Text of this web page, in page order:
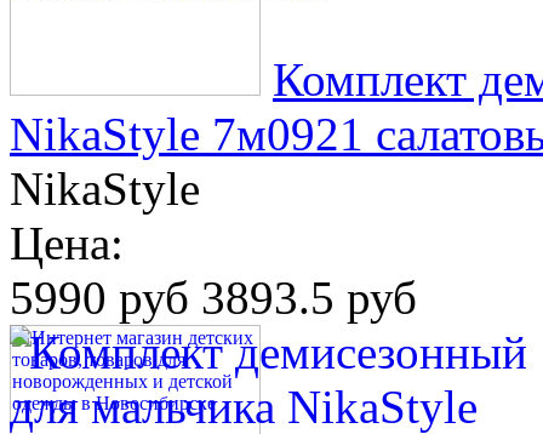
Комплект
NikaStyle 7м0921
NikaStyle
Цена:
5990 руб 3893.5 руб